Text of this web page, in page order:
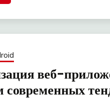
веб-
современных